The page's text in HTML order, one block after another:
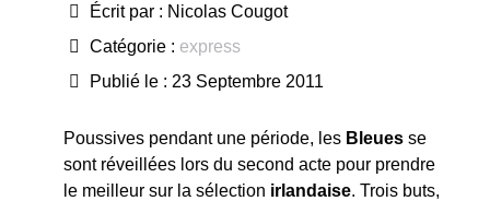
Écrit par : Nicolas Cougot
Catégorie : express
Publié le : 23 Septembre 2011
Poussives pendant une période, les Bleues se
sont réveillées lors du second acte pour prendre
le meilleur sur la sélection irlandaise. Trois buts,